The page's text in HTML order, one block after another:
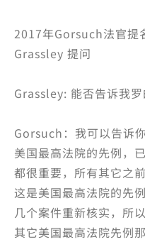
2017年Gorsuch法官提
Grassley 提问
Grassley: 能否告诉我罗
Gorsuch：我可以告诉
美国最高法院的先例，
都很重要，所有其它之
这是美国最高法院的先
几个案件重新核实，所
其它美国最高法院先例那